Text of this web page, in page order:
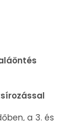
a 3. és